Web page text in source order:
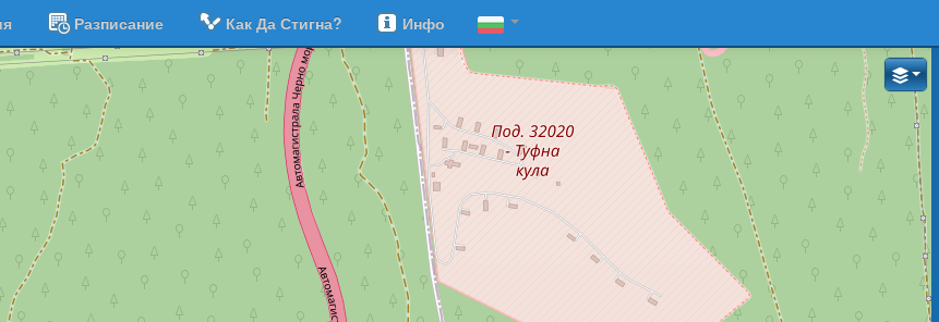
Разписание Как Да Стигна? Инфо